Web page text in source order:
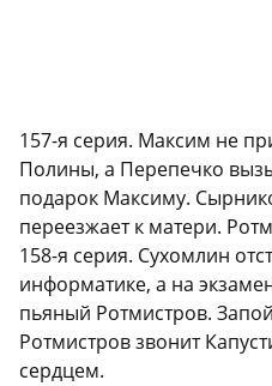
157-я серия. Максим не
Полины, а Перепечко
подарок Максиму.
переезжает к матери.
158-я серия. Сухомлин
информатике, а на
пьяный Ротмистров.
Ротмистров звонит
сердцем.